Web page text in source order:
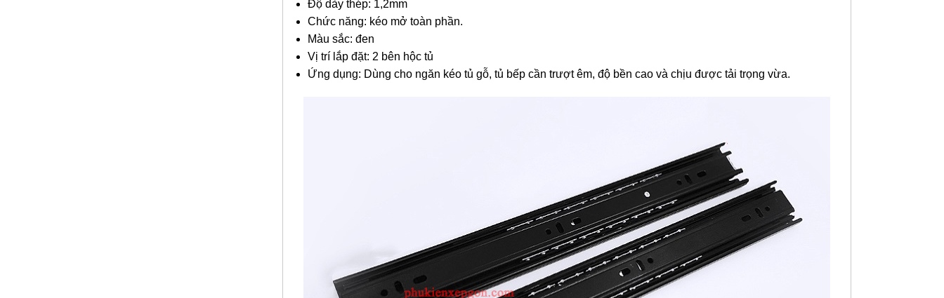
Độ dày thép: 1,2mm
Chức năng: kéo mở toàn phần.
Màu sắc: đen
Vị trí lắp đặt: 2 bên hộc tủ
Ứng dụng: Dùng cho ngăn kéo tủ gỗ, tủ bếp cần trượt êm, độ bền cao và chịu được tải trọng vừa.